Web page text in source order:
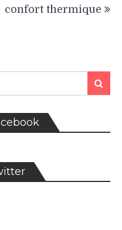
confort thermique
Search